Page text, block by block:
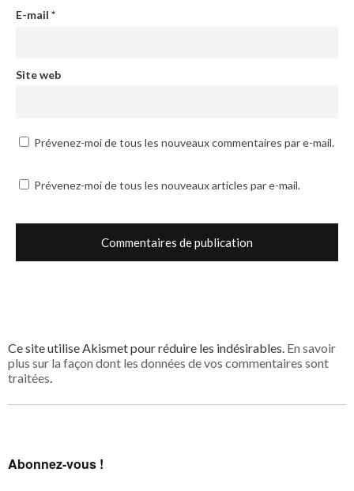
E-mail *
Site web
Prévenez-moi de tous les nouveaux commentaires par e-mail.
Prévenez-moi de tous les nouveaux articles par e-mail.
Ce site utilise Akismet pour réduire les indésirables. En savoir
plus sur la façon dont les données de vos commentaires sont
traitées.
Abonnez-vous !